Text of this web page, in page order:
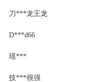
刀***龙王龙
D***d66
瑶***
技***很强